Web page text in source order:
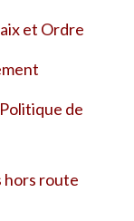
et Ordre
de
hors route